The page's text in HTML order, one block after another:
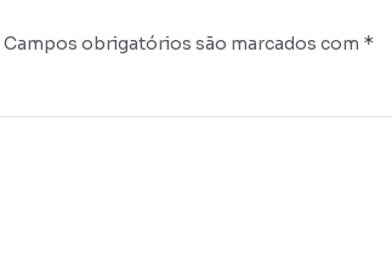
Campos obrigatórios são marcados com *